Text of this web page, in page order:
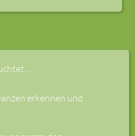
...
erkennen und